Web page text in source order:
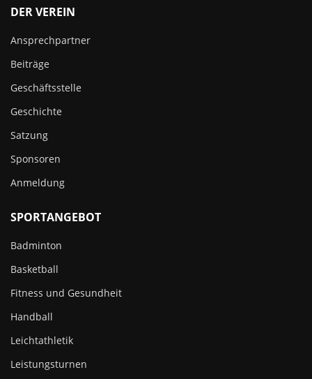
DER VEREIN
Ansprechpartner
Beiträge
Geschäftsstelle
Geschichte
Satzung
Sponsoren
Anmeldung
SPORTANGEBOT
Badminton
Basketball
Fitness und Gesundheit
Handball
Leichtathletik
Leistungsturnen